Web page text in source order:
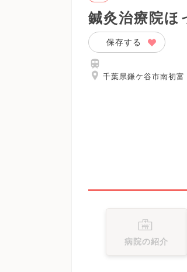
鍼灸治療院ほ
保存する
千葉県鎌ケ谷市南初
病院の紹介